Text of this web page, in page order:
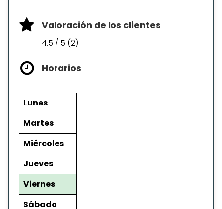
Valoración de los clientes
4.5 / 5 (2)
Horarios
Lunes
Martes
Miércoles
Jueves
Viernes
Sábado